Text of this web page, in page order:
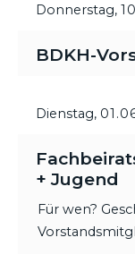
Donnerstag,
BDKH-
Dienstag,
+ Jugend
Für wen?